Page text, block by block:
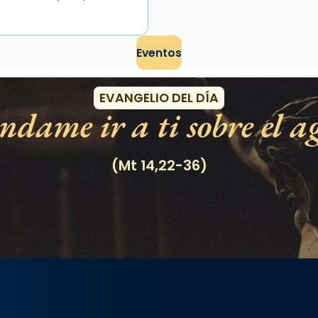
Eventos
EVANGELIO DEL DÍA
ir a ti sobre el
(Mt 14,22-36)